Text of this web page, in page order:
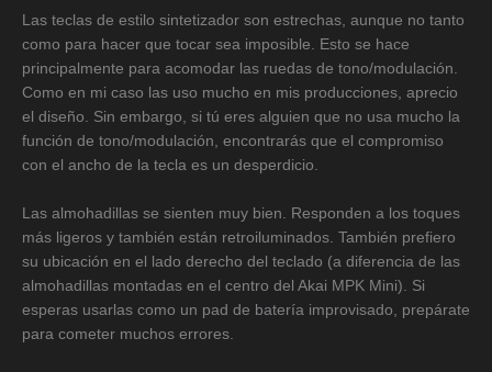
Las teclas de estilo sintetizador son estrechas, aunque no tanto
como para hacer que tocar sea imposible. Esto se hace
principalmente para acomodar las ruedas de tono/modulación.
Como en mi caso las uso mucho en mis producciones, aprecio
el diseño. Sin embargo, si tú eres alguien que no usa mucho la
función de tono/modulación, encontrarás que el compromiso
con el ancho de la tecla es un desperdicio.
Las almohadillas se sienten muy bien. Responden a los toques
más ligeros y también están retroiluminados. También prefiero
su ubicación en el lado derecho del teclado (a diferencia de las
almohadillas montadas en el centro del Akai MPK Mini). Si
esperas usarlas como un pad de batería improvisado, prepárate
para cometer muchos errores.